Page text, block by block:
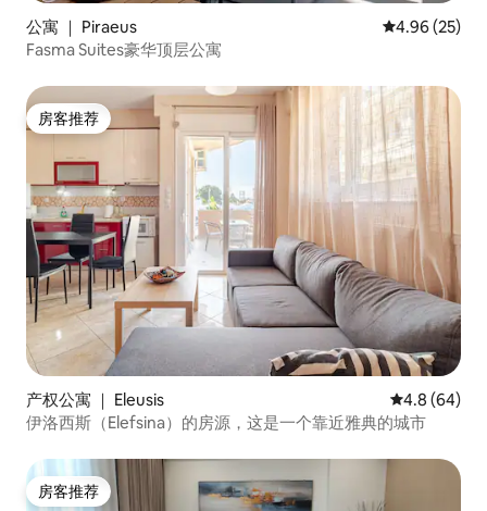
公寓 ｜ Piraeus 平均评分
4.96 (25)
Fasma Suites豪华顶层公寓
房客推荐
房客推荐
产权公寓 ｜ Eleusis 平均评分 4.8
4.8 (64)
伊洛西斯（Elefsina）的房源，这是一个靠近雅典的城市
房客推荐
房客推荐